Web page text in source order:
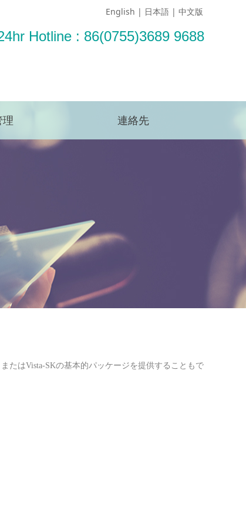
Hotline : 86(0755)3689 9688
理 連絡先
English | 日本語 | 中文版
たはVista-SKの基本的パッケージを提供することもで